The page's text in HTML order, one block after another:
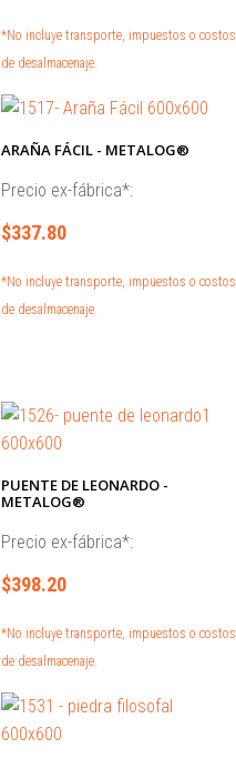
*No incluye transporte, impuestos o costos
de desalmacenaje.
ARAÑA FÁCIL - METALOG®
Precio ex-fábrica*:
$337.80
*No incluye transporte, impuestos o costos
de desalmacenaje.
PUENTE DE LEONARDO -
METALOG®
Precio ex-fábrica*:
$398.20
*No incluye transporte, impuestos o costos
de desalmacenaje.